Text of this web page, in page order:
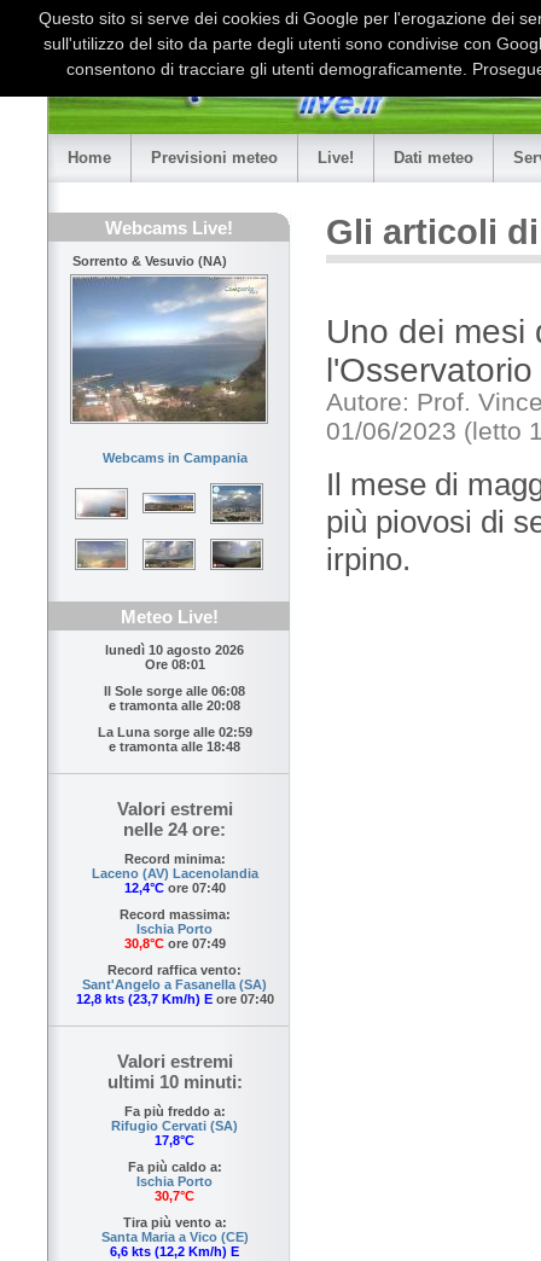
Home Previsioni meteo Live! Dati meteo
Webcams Live!
Sorrento & Vesuvio (NA)
Webcams in Campania
Meteo Live!
lunedì 10 agosto 2026
Ore 08:01
Il Sole sorge alle 06:08
e tramonta alle 20:08
La Luna sorge alle 02:59
e tramonta alle 18:48
Valori estremi
nelle 24 ore:
Record minima:
Laceno (AV) Lacenolandia
12,4°Core 07:40
Record massima:
Ischia Porto
30,8°Core 07:49
Record raffica vento:
Sant'Angelo a Fasanella (SA)
12,8 kts (23,7 Km/h) Eore 07:40
Valori estremi
ultimi 10 minuti:
Fa più freddo a:
Rifugio Cervati (SA)
17,8°C
Fa più caldo a:
Ischia Porto
30,7°C
Tira più vento a:
Santa Maria a Vico (CE)
6,6 kts (12,2 Km/h) E
Gli articoli
Uno dei mesi
Autore: Prof.
01/06/2023 (letto
Il mese di
più piovosi di
irpino.
Questo sito si serve dei cookies di Google per l'erogazione dei
sull'utilizzo del sito da parte degli utenti sono condivise con
consentono di tracciare gli utenti demograficamente.